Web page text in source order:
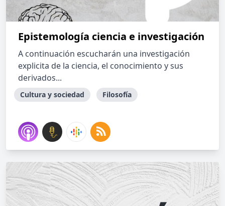
Epistemología ciencia e investigación
A continuación escucharán una investigación
explicita de la ciencia, el conocimiento y sus
derivados...
Cultura y sociedad Filosofía